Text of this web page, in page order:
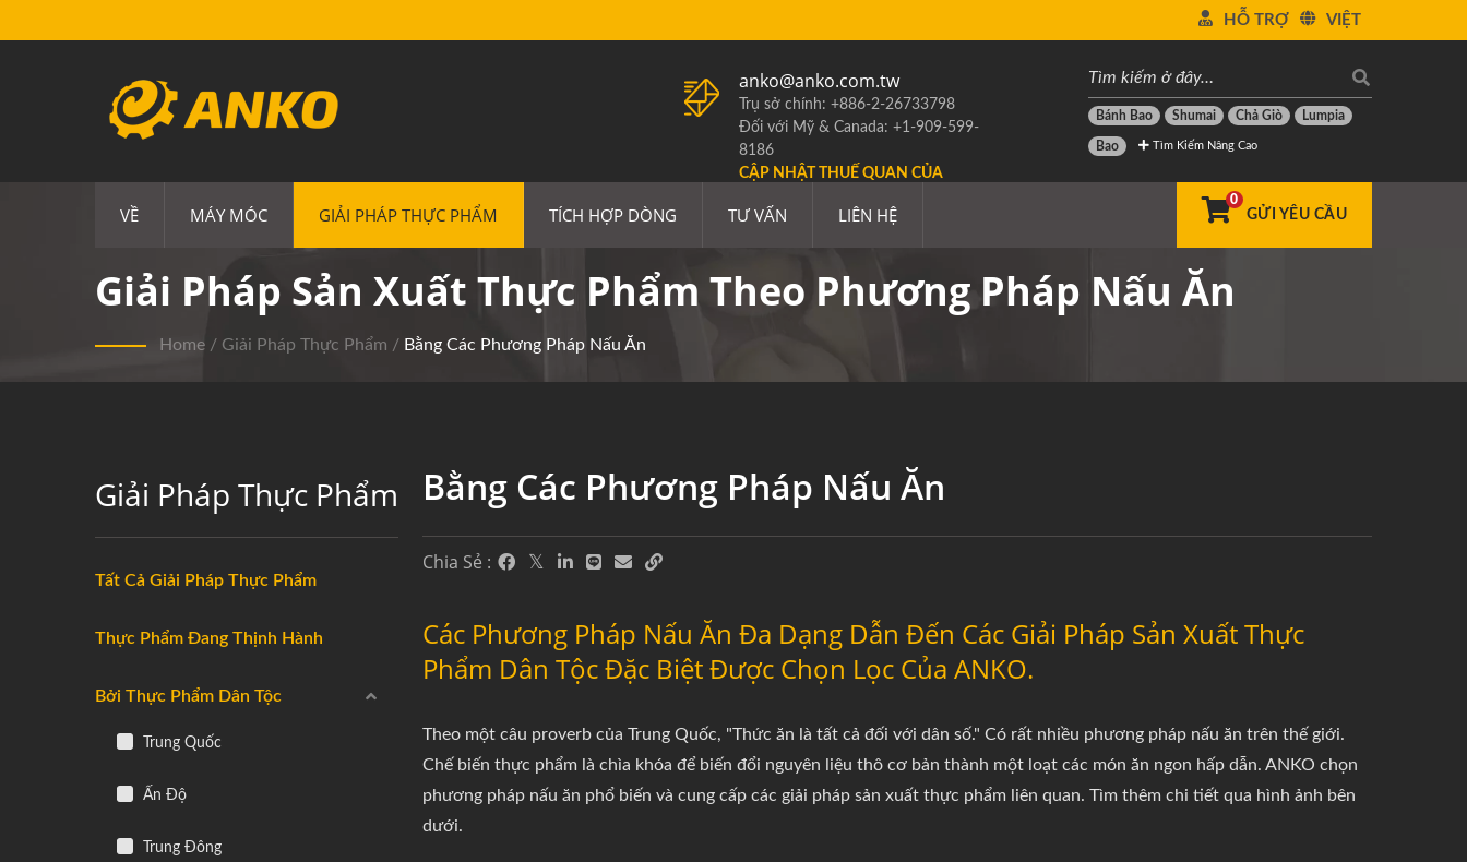
VIỆT
HỖ TRỢ
Bánh Bao Shumai Chả Giò Lumpia
Bao Tìm Kiếm Nâng Cao
anko@anko.com.tw
Trụ sở chính: +886-2-26733798
Đối với Mỹ & Canada: +1-909-599-
8186
CẬP NHẬT THUẾ QUAN CỦA
VỀ MÁY MÓC GIẢI PHÁP THỰC PHẨM TÍCH HỢP DÒNG TƯ VẤN LIÊN HỆ
0
GỬI YÊU CẦU
Giải Pháp Sản Xuất Thực Phẩm Theo Phương Pháp Nấu Ăn
Home / Giải Pháp Thực Phẩm / Bằng Các Phương Pháp Nấu Ăn
Giải Pháp Thực Phẩm
Tất Cả Giải Pháp Thực Phẩm
Thực Phẩm Đang Thịnh Hành
Bởi Thực Phẩm Dân Tộc
Trung Quốc
Ấn Độ
Trung Đông
Bằng Các Phương Pháp Nấu Ăn
Chia Sẻ :
Các Phương Pháp Nấu Ăn Đa Dạng Dẫn Đến Các Giải Pháp Sản Xuất Thực
Phẩm Dân Tộc Đặc Biệt Được Chọn Lọc Của ANKO.
Theo một câu proverb của Trung Quốc, "Thức ăn là tất cả đối với dân số." Có rất nhiều phương pháp nấu ăn trên thế giới.
Chế biến thực phẩm là chìa khóa để biến đổi nguyên liệu thô cơ bản thành một loạt các món ăn ngon hấp dẫn. ANKO chọn
phương pháp nấu ăn phổ biến và cung cấp các giải pháp sản xuất thực phẩm liên quan. Tìm thêm chi tiết qua hình ảnh bên
dưới.